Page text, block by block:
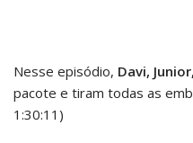
Nesse episódio, Davi,
pacote e tiram todas as
1:30:11)